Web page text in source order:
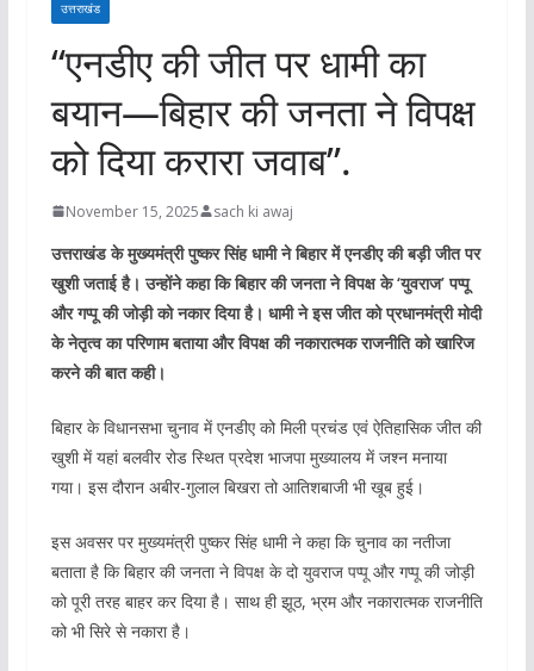
उत्तराखंड
“एनडीए की जीत पर धामी का
बयान—बिहार की जनता ने विपक्ष
को दिया करारा जवाब”.
November 15, 2025 sach ki awaj
उत्तराखंड के मुख्यमंत्री पुष्कर सिंह धामी ने बिहार में एनडीए की बड़ी जीत पर
खुशी जताई है। उन्होंने कहा कि बिहार की जनता ने विपक्ष के ‘युवराज’ पप्पू
और गप्पू की जोड़ी को नकार दिया है। धामी ने इस जीत को प्रधानमंत्री मोदी
के नेतृत्व का परिणाम बताया और विपक्ष की नकारात्मक राजनीति को खारिज
करने की बात कही।
बिहार के विधानसभा चुनाव में एनडीए को मिली प्रचंड एवं ऐतिहासिक जीत की
खुशी में यहां बलवीर रोड स्थित प्रदेश भाजपा मुख्यालय में जश्न मनाया
गया। इस दौरान अबीर-गुलाल बिखरा तो आतिशबाजी भी खूब हुई।
इस अवसर पर मुख्यमंत्री पुष्कर सिंह धामी ने कहा कि चुनाव का नतीजा
बताता है कि बिहार की जनता ने विपक्ष के दो युवराज पप्पू और गप्पू की जोड़ी
को पूरी तरह बाहर कर दिया है। साथ ही झूठ, भ्रम और नकारात्मक राजनीति
को भी सिरे से नकारा है।